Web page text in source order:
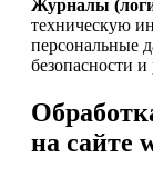
Журналы
техническую
персональные
безопасности и
на сайте